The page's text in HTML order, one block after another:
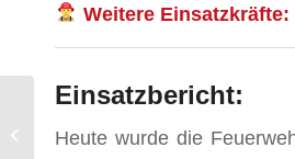
Weitere Einsatzkräfte:
Einsatzbericht:
Heute wurde die
Auflegen einer Ölsperre